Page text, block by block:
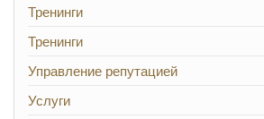
Тренинги
Тренинги
Управление репутацией
Услуги